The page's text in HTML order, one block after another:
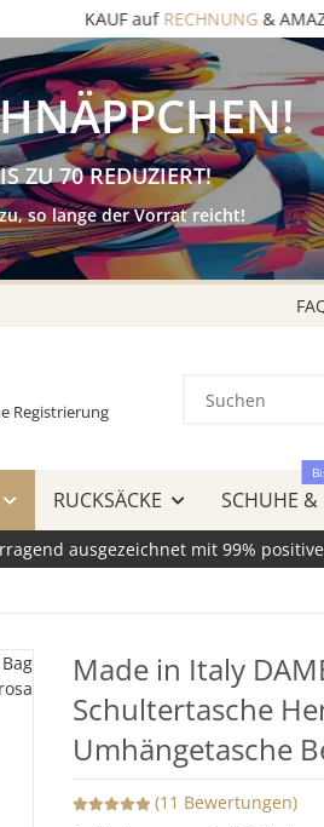
& AMAZON LOGIN & PAY
ZU 70 REDUZIERT!
so lange der Vorrat reicht!
Registrierung
RUCKSÄCKE SCHUHE &
ausgezeichnet mit 99%
Made in Italy
Schultertasche
Umhängetasche
(11 Bewertungen)